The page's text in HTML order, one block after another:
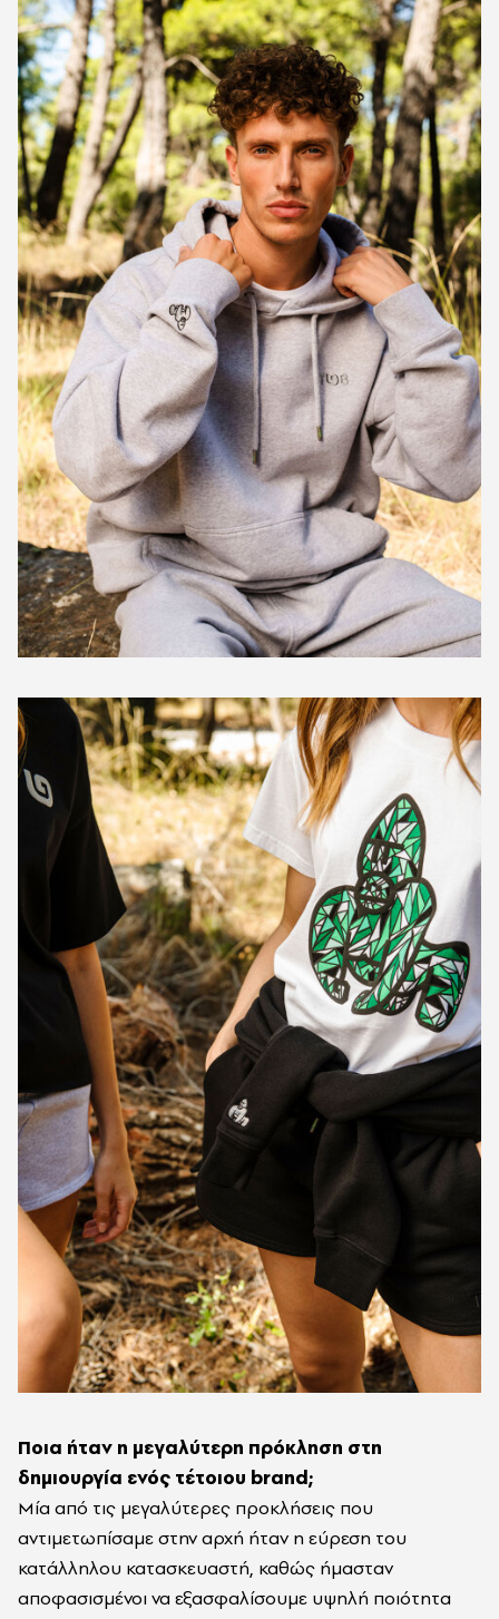
Ποια ήταν η μεγαλύτερη πρόκληση στη
δημιουργία ενός τέτοιου brand;
Μία από τις μεγαλύτερες προκλήσεις που
αντιμετωπίσαμε στην αρχή ήταν η εύρεση του
κατάλληλου κατασκευαστή, καθώς ήμασταν
αποφασισμένοι να εξασφαλίσουμε υψηλή ποιότητα